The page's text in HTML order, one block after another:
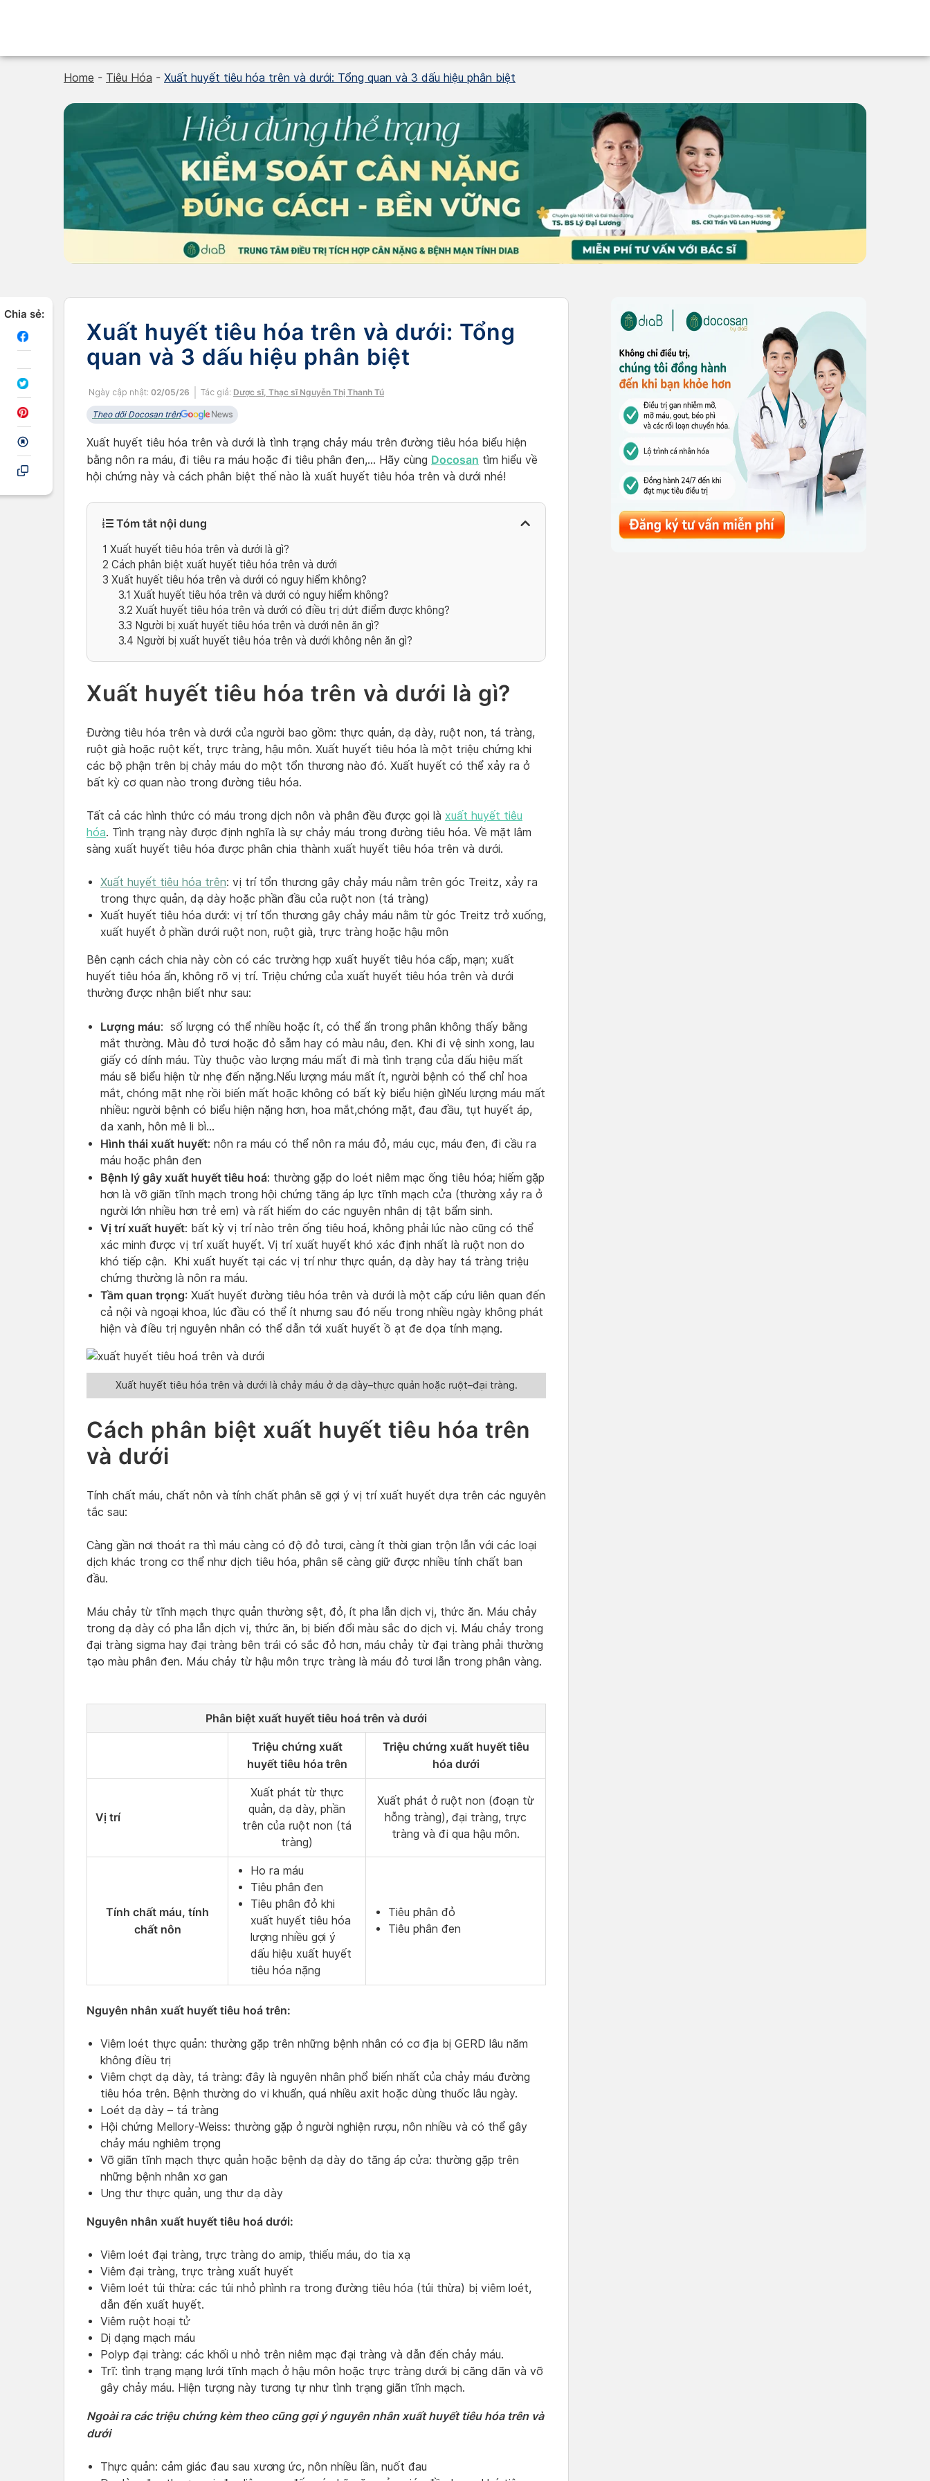
Home - Tiêu Hóa - Xuất huyết tiêu hóa trên và dưới: Tổng quan và 3 dấu hiệu phân biệt
Chia sẻ:
Xuất huyết tiêu hóa trên và dưới: Tổng
quan và 3 dấu hiệu phân biệt
Ngày cập nhật: 02/05/26 Tác giả: Dược sĩ, Thạc sĩ Nguyễn Thị Thanh Tú
Theo dõi Docosan trên
Xuất huyết tiêu hóa trên và dưới là tình trạng chảy máu trên đường tiêu hóa biểu hiện
bằng nôn ra máu, đi tiêu ra máu hoặc đi tiêu phân đen,… Hãy cùng Docosan tìm hiểu về
hội chứng này và cách phân biệt thế nào là xuất huyết tiêu hóa trên và dưới nhé!
Tóm tắt nội dung
1 Xuất huyết tiêu hóa trên và dưới là gì?
2 Cách phân biệt xuất huyết tiêu hóa trên và dưới
3 Xuất huyết tiêu hóa trên và dưới có nguy hiểm không?
3.1 Xuất huyết tiêu hóa trên và dưới có nguy hiểm không?
3.2 Xuất huyết tiêu hóa trên và dưới có điều trị dứt điểm được không?
3.3 Người bị xuất huyết tiêu hóa trên và dưới nên ăn gì?
3.4 Người bị xuất huyết tiêu hóa trên và dưới không nên ăn gì?
Xuất huyết tiêu hóa trên và dưới là gì?
Đường tiêu hóa trên và dưới của người bao gồm: thực quản, dạ dày, ruột non, tá tràng,
ruột già hoặc ruột kết, trực tràng, hậu môn. Xuất huyết tiêu hóa là một triệu chứng khi
các bộ phận trên bị chảy máu do một tổn thương nào đó. Xuất huyết có thể xảy ra ở
bất kỳ cơ quan nào trong đường tiêu hóa.
Tất cả các hình thức có máu trong dịch nôn và phân đều được gọi là xuất huyết tiêu
hóa. Tình trạng này được định nghĩa là sự chảy máu trong đường tiêu hóa. Về mặt lâm
sàng xuất huyết tiêu hóa được phân chia thành xuất huyết tiêu hóa trên và dưới.
Xuất huyết tiêu hóa trên: vị trí tổn thương gây chảy máu nằm trên góc Treitz, xảy ra
trong thực quản, dạ dày hoặc phần đầu của ruột non (tá tràng)
Xuất huyết tiêu hóa dưới: vị trí tổn thương gây chảy máu nằm từ góc Treitz trở xuống,
xuất huyết ở phần dưới ruột non, ruột già, trực tràng hoặc hậu môn
Bên cạnh cách chia này còn có các trường hợp xuất huyết tiêu hóa cấp, mạn; xuất
huyết tiêu hóa ẩn, không rõ vị trí. Triệu chứng của xuất huyết tiêu hóa trên và dưới
thường được nhận biết như sau:
Lượng máu: số lượng có thể nhiều hoặc ít, có thể ẩn trong phân không thấy bằng
mắt thường. Màu đỏ tươi hoặc đỏ sẫm hay có màu nâu, đen. Khi đi vệ sinh xong, lau
giấy có dính máu. Tùy thuộc vào lượng máu mất đi mà tình trạng của dấu hiệu mất
máu sẽ biểu hiện từ nhẹ đến nặng.Nếu lượng máu mất ít, người bệnh có thể chỉ hoa
mắt, chóng mặt nhẹ rồi biến mất hoặc không có bất kỳ biểu hiện gìNếu lượng máu mất
nhiều: người bệnh có biểu hiện nặng hơn, hoa mắt,chóng mặt, đau đầu, tụt huyết áp,
da xanh, hôn mê li bì…
Hình thái xuất huyết: nôn ra máu có thể nôn ra máu đỏ, máu cục, máu đen, đi cầu ra
máu hoặc phân đen
Bệnh lý gây xuất huyết tiêu hoá: thường gặp do loét niêm mạc ống tiêu hóa; hiếm gặp
hơn là vỡ giãn tĩnh mạch trong hội chứng tăng áp lực tĩnh mạch cửa (thường xảy ra ở
người lớn nhiều hơn trẻ em) và rất hiếm do các nguyên nhân dị tật bẩm sinh.
Vị trí xuất huyết: bất kỳ vị trí nào trên ống tiêu hoá, không phải lúc nào cũng có thể
xác minh được vị trí xuất huyết. Vị trí xuất huyết khó xác định nhất là ruột non do
khó tiếp cận. Khi xuất huyết tại các vị trí như thực quản, dạ dày hay tá tràng triệu
chứng thường là nôn ra máu.
Tầm quan trọng: Xuất huyết đường tiêu hóa trên và dưới là một cấp cứu liên quan đến
cả nội và ngoại khoa, lúc đầu có thể ít nhưng sau đó nếu trong nhiều ngày không phát
hiện và điều trị nguyên nhân có thể dẫn tới xuất huyết ồ ạt đe dọa tính mạng.
Xuất huyết tiêu hóa trên và dưới là chảy máu ở dạ dày–thực quản hoặc ruột–đại tràng.
Cách phân biệt xuất huyết tiêu hóa trên
và dưới
Tính chất máu, chất nôn và tính chất phân sẽ gợi ý vị trí xuất huyết dựa trên các nguyên
tắc sau:
Càng gần nơi thoát ra thì máu càng có độ đỏ tươi, càng ít thời gian trộn lẫn với các loại
dịch khác trong cơ thể như dịch tiêu hóa, phân sẽ càng giữ được nhiều tính chất ban
đầu.
Máu chảy từ tĩnh mạch thực quản thường sệt, đỏ, ít pha lẫn dịch vị, thức ăn. Máu chảy
trong dạ dày có pha lẫn dịch vị, thức ăn, bị biến đổi màu sắc do dịch vị. Máu chảy trong
đại tràng sigma hay đại tràng bên trái có sắc đỏ hơn, máu chảy từ đại tràng phải thường
tạo màu phân đen. Máu chảy từ hậu môn trực tràng là máu đỏ tươi lẫn trong phân vàng.
Phân biệt xuất huyết tiêu hoá trên và dưới
Triệu chứng xuất
huyết tiêu hóa trên
Triệu chứng xuất huyết tiêu
hóa dưới
Vị trí
Xuất phát từ thực
quản, dạ dày, phần
trên của ruột non (tá
tràng)
Xuất phát ở ruột non (đoạn từ
hỗng tràng), đại tràng, trực
tràng và đi qua hậu môn.
Tính chất máu, tính
chất nôn
Ho ra máu
Tiêu phân đen
Tiêu phân đỏ khi
xuất huyết tiêu hóa
lượng nhiều gợi ý
dấu hiệu xuất huyết
tiêu hóa nặng
Tiêu phân đỏ
Tiêu phân đen
Nguyên nhân xuất huyết tiêu hoá trên:
Viêm loét thực quản: thường gặp trên những bệnh nhân có cơ địa bị GERD lâu năm
không điều trị
Viêm chợt dạ dày, tá tràng: đây là nguyên nhân phổ biến nhất của chảy máu đường
tiêu hóa trên. Bệnh thường do vi khuẩn, quá nhiều axit hoặc dùng thuốc lâu ngày.
Loét dạ dày – tá tràng
Hội chứng Mellory-Weiss: thường gặp ở người nghiện rượu, nôn nhiều và có thể gây
chảy máu nghiêm trọng
Vỡ giãn tĩnh mạch thực quản hoặc bệnh dạ dày do tăng áp cửa: thường gặp trên
những bệnh nhân xơ gan
Ung thư thực quản, ung thư dạ dày
Nguyên nhân xuất huyết tiêu hoá dưới:
Viêm loét đại tràng, trực tràng do amip, thiếu máu, do tia xạ
Viêm đại tràng, trực tràng xuất huyết
Viêm loét túi thừa: các túi nhỏ phình ra trong đường tiêu hóa (túi thừa) bị viêm loét,
dẫn đến xuất huyết.
Viêm ruột hoại tử
Dị dạng mạch máu
Polyp đại tràng: các khối u nhỏ trên niêm mạc đại tràng và dẫn đến chảy máu.
Trĩ: tình trạng mạng lưới tĩnh mạch ở hậu môn hoặc trực tràng dưới bị căng dãn và vỡ
gây chảy máu. Hiện tượng này tương tự như tình trạng giãn tĩnh mạch.
Ngoài ra các triệu chứng kèm theo cũng gợi ý nguyên nhân xuất huyết tiêu hóa trên và
dưới
Thực quản: cảm giác đau sau xương ức, nôn nhiều lần, nuốt đau